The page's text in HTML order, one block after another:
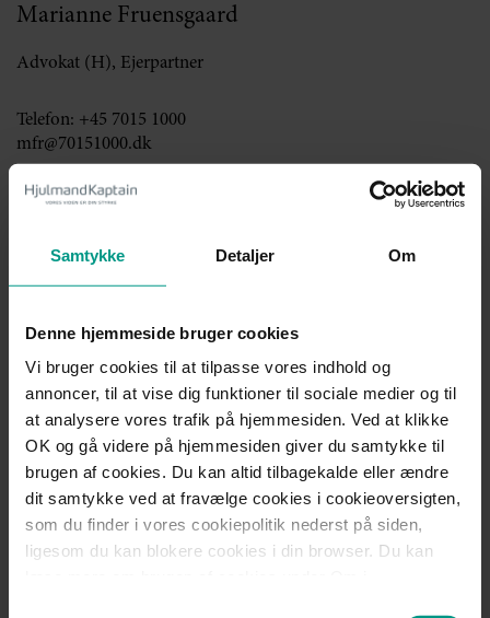
Samtykke Detaljer Om
Denne hjemmeside bruger cookies
Vi bruger cookies til at tilpasse vores indhold og
annoncer, til at vise dig funktioner til sociale medier og til
at analysere vores trafik på hjemmesiden. Ved at klikke
OK og gå videre på hjemmesiden giver du samtykke til
brugen af cookies. Du kan altid tilbagekalde eller ændre
dit samtykke ved at fravælge cookies i cookieoversigten,
som du finder i vores cookiepolitik nederst på siden,
ligesom du kan blokere cookies i din browser. Du kan
Marianne Fruensgaard
Advokat (H), Ejerpartner
Telefon: +45 7015 1000
mfr@70151000.dk
Janne Juul Wandahl
jwa@70151000.dk
Jens Baagøe Thomsen
Advokat (H), Partner